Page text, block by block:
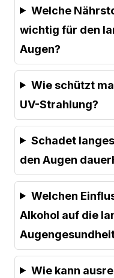
Welche
wichtig für den
Augen?
Wie schützt
UV-Strahlung?
Schadet
den Augen
Welchen
Alkohol auf die
Wie kann